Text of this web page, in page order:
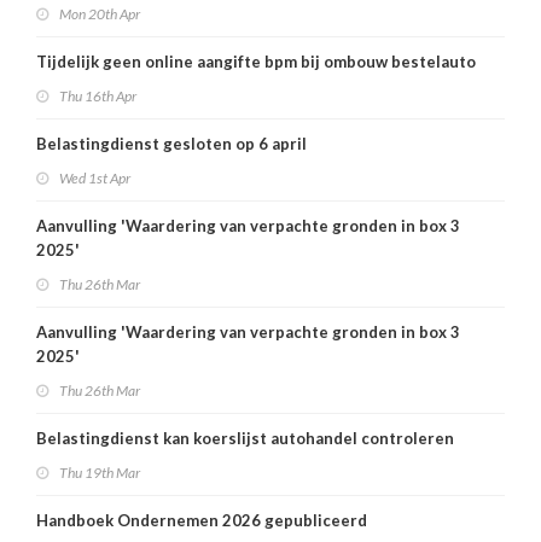
Mon 20th Apr
Tijdelijk geen online aangifte bpm bij ombouw bestelauto
Thu 16th Apr
Belastingdienst gesloten op 6 april
Wed 1st Apr
Aanvulling 'Waardering van verpachte gronden in box 3
2025'
Thu 26th Mar
Aanvulling 'Waardering van verpachte gronden in box 3
2025'
Thu 26th Mar
Belastingdienst kan koerslijst autohandel controleren
Thu 19th Mar
Handboek Ondernemen 2026 gepubliceerd